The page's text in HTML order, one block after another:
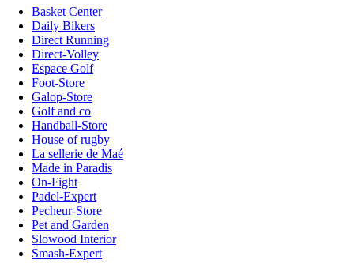
Basket Center
Daily Bikers
Direct Running
Direct-Volley
Espace Golf
Foot-Store
Galop-Store
Golf and co
Handball-Store
House of rugby
La sellerie de Maé
Made in Paradis
On-Fight
Padel-Expert
Pecheur-Store
Pet and Garden
Slowood Interior
Smash-Expert